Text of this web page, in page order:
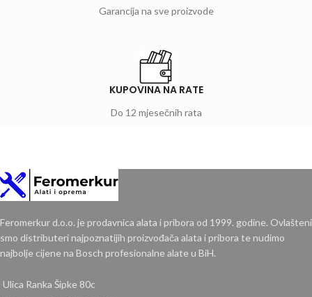
Garancija na sve proizvode
KUPOVINA NA RATE
Do 12 mjesečnih rata
Feromerkur d.o.o. je prodavnica alata i pribora od 1999. godine. Ovlašteni
smo distributeri najpoznatijih proizvođača alata i pribora te nudimo
najbolje cijene na Bosch profesionalne alate u BiH.
Ulica Ranka Šipke 80c